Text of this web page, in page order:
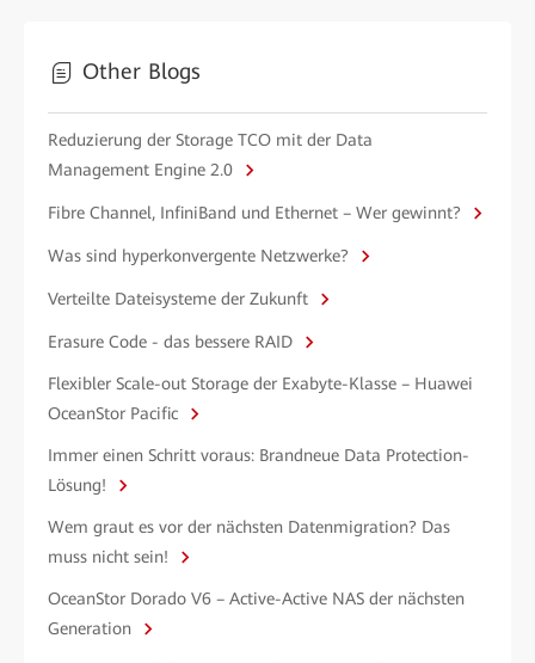
Other Blogs
Reduzierung der Storage TCO mit der Data
Management Engine 2.0
Fibre Channel, InfiniBand und Ethernet – Wer gewinnt?
Was sind hyperkonvergente Netzwerke?
Verteilte Dateisysteme der Zukunft
Erasure Code - das bessere RAID
Flexibler Scale-out Storage der Exabyte-Klasse – Huawei
OceanStor Pacific
Immer einen Schritt voraus: Brandneue Data Protection-
Lösung!
Wem graut es vor der nächsten Datenmigration? Das
muss nicht sein!
OceanStor Dorado V6 – Active-Active NAS der nächsten
Generation